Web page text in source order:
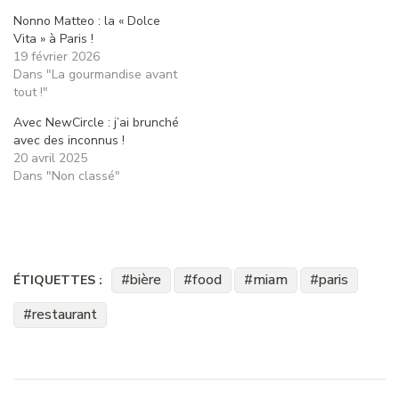
Nonno Matteo : la « Dolce
Vita » à Paris !
19 février 2026
Dans "La gourmandise avant
tout !"
Avec NewCircle : j’ai brunché
avec des inconnus !
20 avril 2025
Dans "Non classé"
ÉTIQUETTES : bière food miam
paris
restaurant